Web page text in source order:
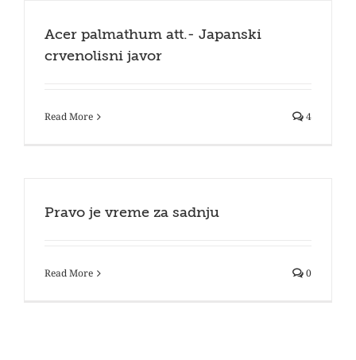
Acer palmathum att.- Japanski
crvenolisni javor
Read More 4
Pravo je vreme za sadnju
Read More 0